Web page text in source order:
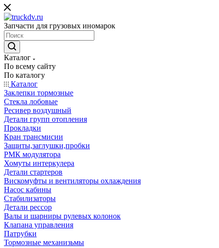
Запчасти для грузовых иномарок
Каталог
По всему сайту
По каталогу
Каталог
Заклепки тормозные
Стекла лобовые
Ресивер воздушный
Детали групп отопления
Прокладки
Кран трансмисии
Защиты,заглушки,пробки
РМК модулятора
Хомуты интеркулера
Детали стартеров
Вискомуфты и вентиляторы охлаждения
Насос кабины
Стабилизаторы
Детали рессор
Валы и шарниры рулевых колонок
Клапана управления
Патрубки
Тормозные механизьмы